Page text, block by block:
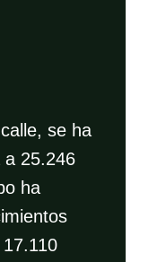
se ha
a 25.246
ha